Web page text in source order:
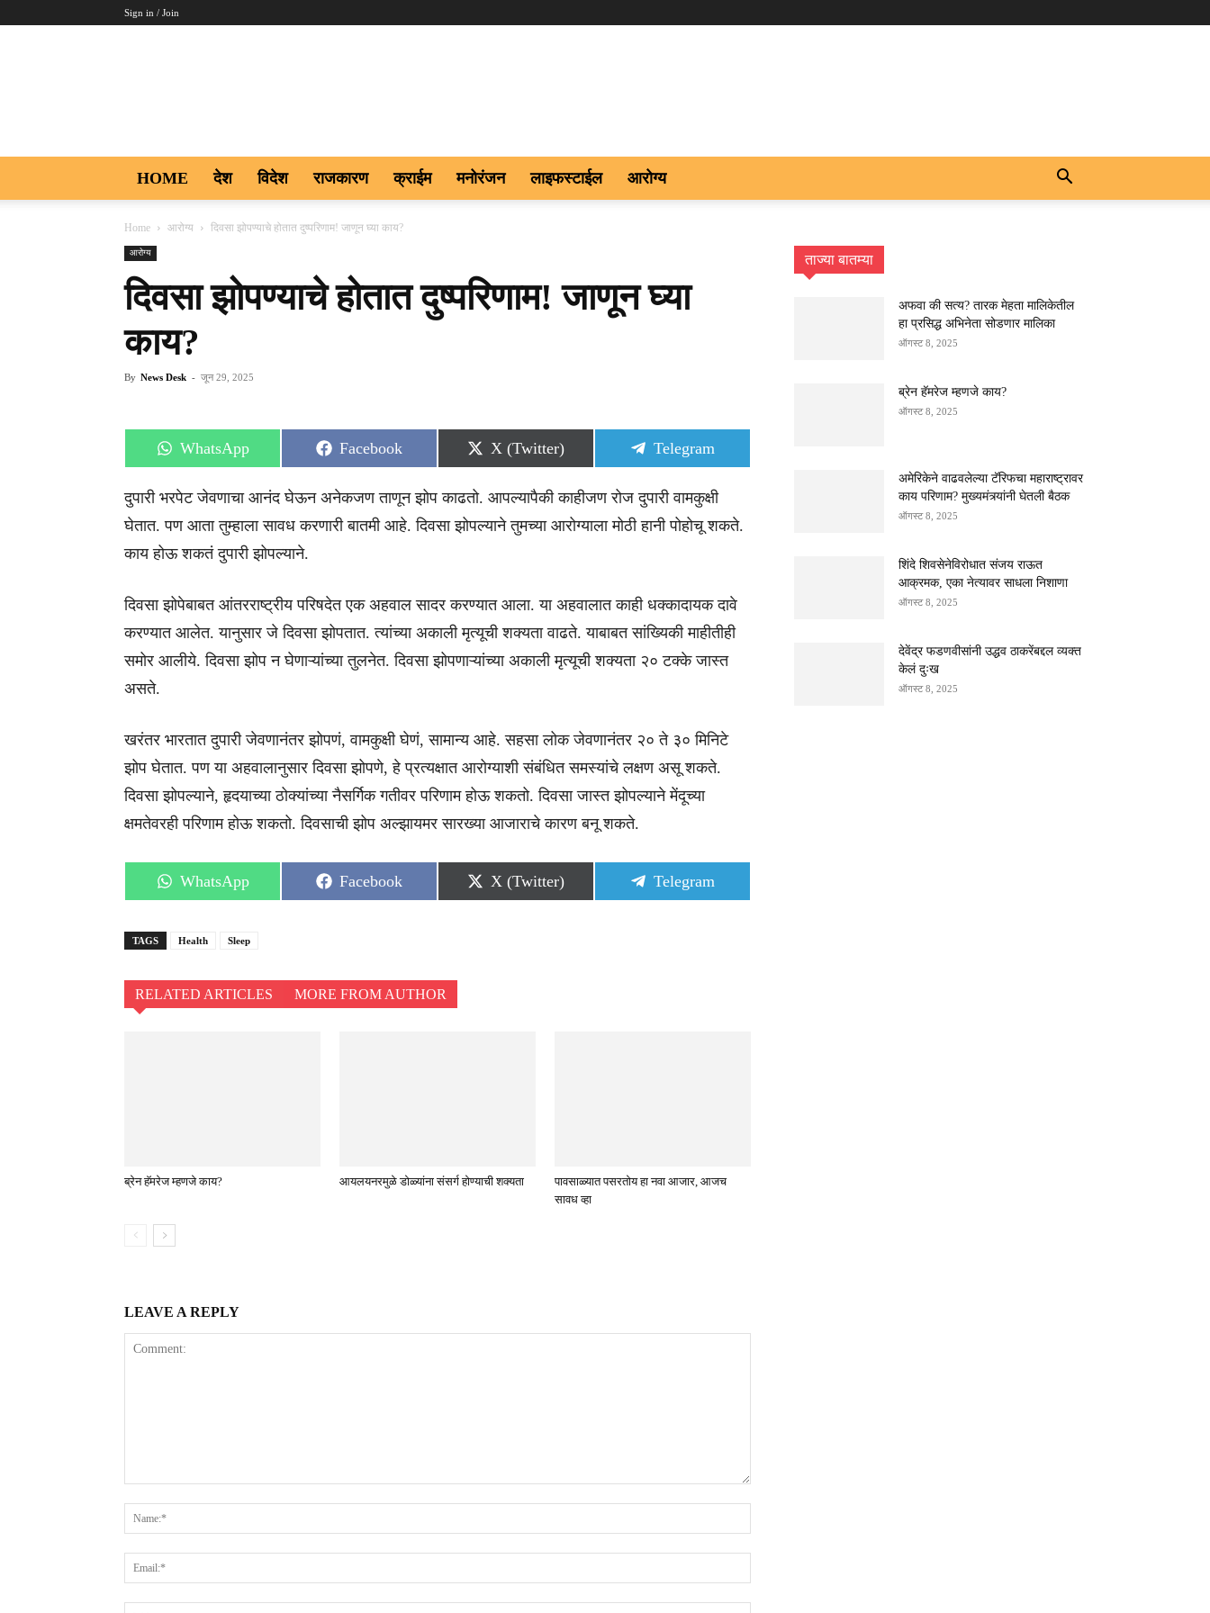
Sign in / Join
HOME देश विदेश राजकारण क्राईम मनोरंजन लाइफस्टाईल आरोग्य
Home आरोग्य दिवसा झोपण्याचे होतात दुष्परिणाम! जाणून घ्या काय?
आरोग्य
दिवसा झोपण्याचे होतात दुष्परिणाम! जाणून घ्या
काय?
By News Desk - जून 29, 2025
Share
on
WhatsApp
Share
on
Facebook
Share
on
X (Twitter)
Share
on
Telegram
दुपारी भरपेट जेवणाचा आनंद घेऊन अनेकजण ताणून झोप काढतो. आपल्यापैकी काहीजण रोज दुपारी वामकुक्षी
घेतात. पण आता तुम्हाला सावध करणारी बातमी आहे. दिवसा झोपल्याने तुमच्या आरोग्याला मोठी हानी पोहोचू शकते.
काय होऊ शकतं दुपारी झोपल्याने.
दिवसा झोपेबाबत आंतरराष्ट्रीय परिषदेत एक अहवाल सादर करण्यात आला. या अहवालात काही धक्कादायक दावे
करण्यात आलेत. यानुसार जे दिवसा झोपतात. त्यांच्या अकाली मृत्यूची शक्यता वाढते. याबाबत सांख्यिकी माहीतीही
समोर आलीये. दिवसा झोप न घेणाऱ्यांच्या तुलनेत. दिवसा झोपणाऱ्यांच्या अकाली मृत्यूची शक्यता २० टक्के जास्त
असते.
खरंतर भारतात दुपारी जेवणानंतर झोपणं, वामकुक्षी घेणं, सामान्य आहे. सहसा लोक जेवणानंतर २० ते ३० मिनिटे
झोप घेतात. पण या अहवालानुसार दिवसा झोपणे, हे प्रत्यक्षात आरोग्याशी संबंधित समस्यांचे लक्षण असू शकते.
दिवसा झोपल्याने, हृदयाच्या ठोक्यांच्या नैसर्गिक गतीवर परिणाम होऊ शकतो. दिवसा जास्त झोपल्याने मेंदूच्या
क्षमतेवरही परिणाम होऊ शकतो. दिवसाची झोप अल्झायमर सारख्या आजाराचे कारण बनू शकते.
Share
on
WhatsApp
Share
on
Facebook
Share
on
X (Twitter)
Share
on
Telegram
TAGS Health Sleep
RELATED ARTICLES MORE FROM AUTHOR
ब्रेन हॅमरेज म्हणजे काय? आयलयनरमुळे डोळ्यांना संसर्ग होण्याची शक्यता
पावसाळ्यात पसरतोय हा नवा आजार, आजच
सावध व्हा
LEAVE A REPLY
ताज्या बातम्या
अफवा की सत्य? तारक मेहता मालिकेतील
हा प्रसिद्ध अभिनेता सोडणार मालिका
ऑगस्ट 8, 2025
ब्रेन हॅमरेज म्हणजे काय?
ऑगस्ट 8, 2025
अमेरिकेने वाढवलेल्या टॅरिफचा महाराष्ट्रावर
काय परिणाम? मुख्यमंत्र्यांनी घेतली बैठक
ऑगस्ट 8, 2025
शिंदे शिवसेनेविरोधात संजय राऊत
आक्रमक, एका नेत्यावर साधला निशाणा
ऑगस्ट 8, 2025
देवेंद्र फडणवीसांनी उद्धव ठाकरेंबद्दल व्यक्त
केलं दुःख
ऑगस्ट 8, 2025